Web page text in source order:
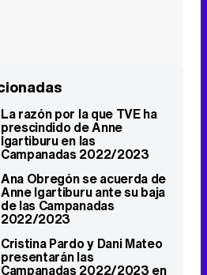
Anne Igartiburu ante su baja
de las Campanadas
2022/2023
Cristina Pardo y Dani Mateo
presentarán las
Campanadas 2022/2023 en
laSexta
Mariló Leal y Carlos Macías
repiten como
presentadores de las
Campanadas 2022/2023 en
Castilla-La Mancha Media